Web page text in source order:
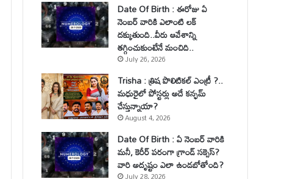
Date Of Birth : ఈరోజు ఏ
నెంబర్ వారికి ఎలాంటి లక్
దక్కుతుంది..వీరు ఆవేశాన్ని
తగ్గించుకుంటేనే మంచిది..
July 26, 2026
Trisha : త్రిష పొలిటికల్ ఎంట్రీ ?..
మధురైలో పోస్టర్లు అదే కన్ఫమ్
చేస్తున్నాయా?
August 4, 2026
Date Of Birth : ఏ నెంబర్ వారికి
మనీ, కెరీర్ పరంగా గ్రాండ్ సక్సెస్?
వారి అదృష్టం ఎలా ఉండబోతోంది?